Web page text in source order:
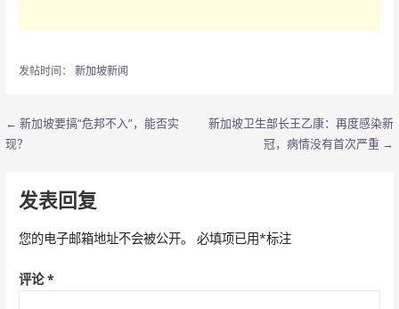
发帖时间： 新加坡新闻
文
导
航
← 新加坡要搞“危邦不入”，能否实
现？
新加坡卫生部长王乙康：再度感染新
冠，病情没有首次严重 →
发表回复
您的电子邮箱地址不会被公开。 必填项已用*标注
评论*